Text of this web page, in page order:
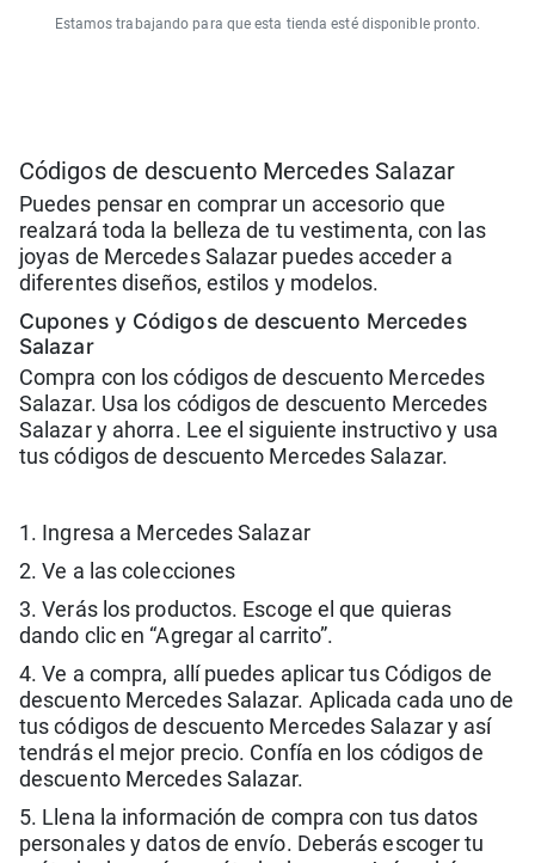
Estamos trabajando para que esta tienda esté disponible pronto.
Códigos de descuento Mercedes Salazar
Puedes pensar en comprar un accesorio que
realzará toda la belleza de tu vestimenta, con las
joyas de Mercedes Salazar puedes acceder a
diferentes diseños, estilos y modelos.
Cupones y Códigos de descuento Mercedes
Salazar
Compra con los códigos de descuento Mercedes
Salazar. Usa los códigos de descuento Mercedes
Salazar y ahorra. Lee el siguiente instructivo y usa
tus códigos de descuento Mercedes Salazar.
1. Ingresa a Mercedes Salazar
2. Ve a las colecciones
3. Verás los productos. Escoge el que quieras
dando clic en “Agregar al carrito”.
4. Ve a compra, allí puedes aplicar tus Códigos de
descuento Mercedes Salazar. Aplicada cada uno de
tus códigos de descuento Mercedes Salazar y así
tendrás el mejor precio. Confía en los códigos de
descuento Mercedes Salazar.
5. Llena la información de compra con tus datos
personales y datos de envío. Deberás escoger tu